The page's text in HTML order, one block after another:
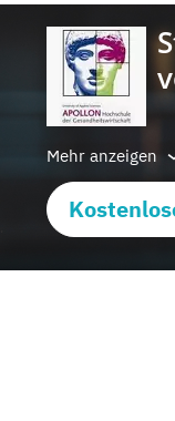
Mehr anzeigen